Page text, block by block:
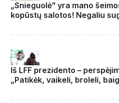
„Snieguolė” yra mano
kopūstų salotos! Negaliu
Iš LFF prezidento –
„Patikėk, vaikeli, broleli,